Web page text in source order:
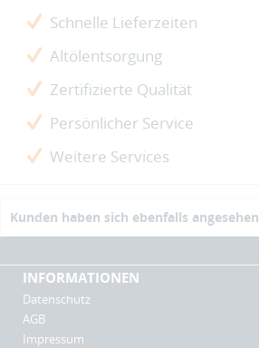
Schnelle Lieferzeiten
Altölentsorgung
Zertifizierte Qualität
Persönlicher Service
Weitere Services
Kunden haben sich ebenfalls angesehen
INFORMATIONEN
Datenschutz
AGB
Impressum